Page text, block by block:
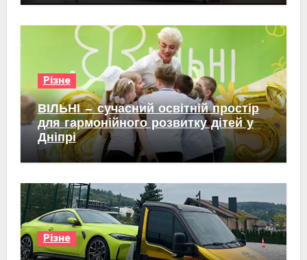
Різне
ВІЛЬНІ — сучасний освітній простір
для гармонійного розвитку дітей у
Дніпрі
Різне